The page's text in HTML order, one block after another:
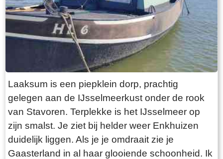
Laaksum is een piepklein dorp, prachtig
gelegen aan de IJsselmeerkust onder de rook
van Stavoren. Terplekke is het IJsselmeer op
zijn smalst. Je ziet bij helder weer Enkhuizen
duidelijk liggen. Als je je omdraait zie je
Gaasterland in al haar glooiende schoonheid. Ik